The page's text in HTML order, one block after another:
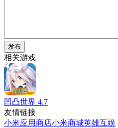
发布
相关游戏
凹凸世界 4.7
友情链接
小米应用商店小米商城英雄互娱